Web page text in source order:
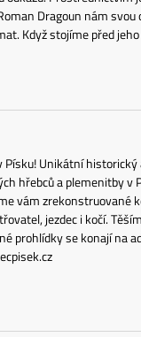
Dragoun nám
Když stojíme před
Unikátní
hřebců a plemenitby v
vám zrekonstruované
jezdec i kočí.
prohlídky se konají na